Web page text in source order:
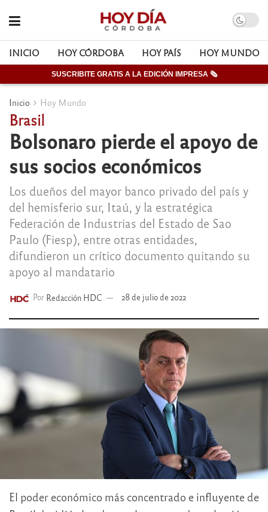
INICIO HOY CÓRDOBA HOY PAÍS HOY MUNDO
SUSCRIBITE GRATIS A LA EDICIÓN IMPRESA 🗞
Inicio Hoy Mundo
Brasil
Bolsonaro pierde el apoyo de
sus socios económicos
Los dueños del mayor banco privado del país y
del hemisferio sur, Itaú, y la estratégica
Federación de Industrias del Estado de Sao
Paulo (Fiesp), entre otras entidades,
difundieron un crítico documento quitando su
apoyo al mandatario
Por Redacción HDC 28 de julio de 2022
El poder económico más concentrado e influyente de